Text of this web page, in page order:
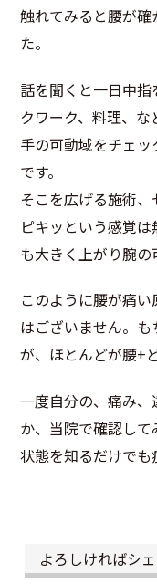
触れてみると腰が
た。
話を聞くと一日中
クワーク、料理、な
手の可動域をチェ
です。
そこを広げる施術、
ピキッという感覚
も大きく上がり腕の
このように腰が痛
はございません。
が、ほとんどが腰+
一度自分の、痛み
か、当院で確認して
状態を知るだけでも
よろしければシ